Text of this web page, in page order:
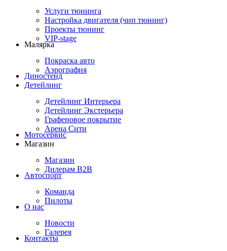
Услуги тюнинга
Настройка двигателя (чип тюнинг)
Проекты тюнинг
VIP-stage
Малярка
Покраска авто
Аэрография
Диностенд
Детейлинг
Детейлинг Интерьера
Детейлинг Экстерьера
Графеновое покрытие
Арена Сити
Мотосервис
Магазин
Магазин
Дилерам B2B
Автоспорт
Команда
Пилоты
О нас
Новости
Галерея
Контакты